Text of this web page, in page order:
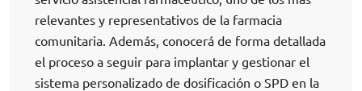
relevantes y representativos de la farmacia
comunitaria. Además, conocerá de forma detallada
el proceso a seguir para implantar y gestionar el
sistema personalizado de dosificación o SPD en la